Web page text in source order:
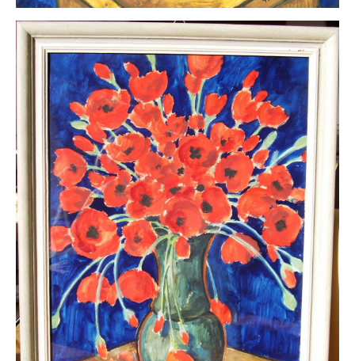
Der Maler Richard Sprick (1901-1976)
Suche
Über Uns
Kontakt
Publikationsliste
Über Uns
Impressum
Datenschutz
AGB
Widerruf